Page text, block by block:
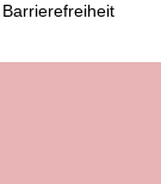
Barrierefreiheit